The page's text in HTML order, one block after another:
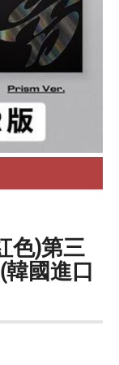
色)第三
韓國進口